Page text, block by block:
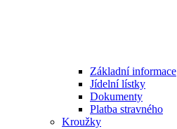
Základní informace
Jídelní lístky
Dokumenty
Platba stravného
Kroužky